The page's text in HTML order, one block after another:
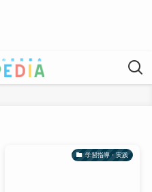
学習指導・実践